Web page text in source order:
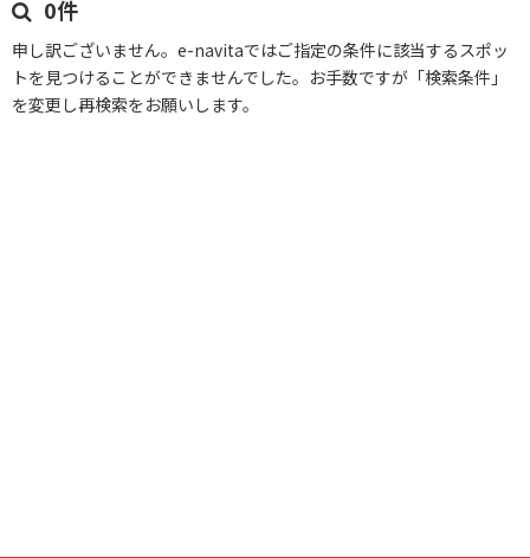
0件
申し訳ございません。e-navitaではご指定の条件に該当するスポッ
トを見つけることができませんでした。お手数ですが「検索条件」
を変更し再検索をお願いします。